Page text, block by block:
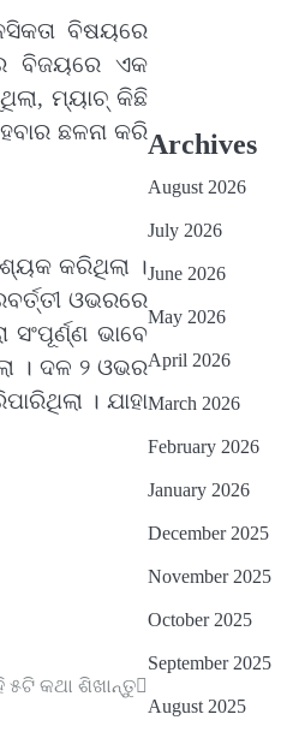
ବିଷୟରେ
ବିଜୟରେ ଏକ
ମ୍ୟାଚ୍ କିଛି
ଛଳନା କରି
କରିଥିଲା ।
ଓଭରରେ
ଭାବେ
। ଦଳ ୨ ଓଭର
। ଯାହା
୫ଟି କଥା ଶିଖାନ୍ତୁ
Archives
August 2026
July 2026
June 2026
May 2026
April 2026
March 2026
February 2026
January 2026
December 2025
November 2025
October 2025
September 2025
August 2025